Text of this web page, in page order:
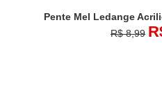
Pente Mel Ledange
R$ 8,99